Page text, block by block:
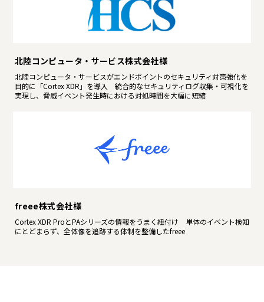
北陸コンピュータ・サービス株式会社様
北陸コンピュータ・サービスがエンドポイントのセキュリティ対策強化を
目的に「Cortex XDR」を導入 統合的なセキュリティログ収集・可視化を
実現し、脅威イベント発生時における対処時間を大幅に短縮
freee株式会社様
Cortex XDR ProとPAシリーズの情報をうまく紐付け 単体のイベント検知
にとどまらず、全体像を追跡する体制を整備したfreee